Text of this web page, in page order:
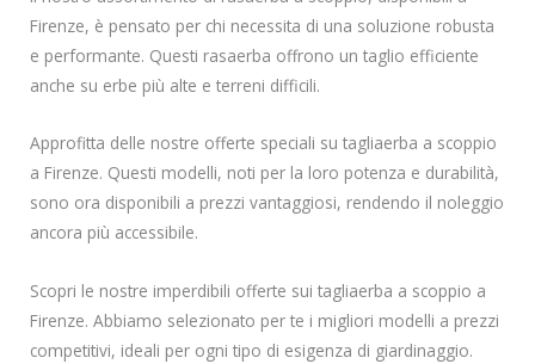
Firenze, è pensato per chi necessita di una soluzione robusta
e performante. Questi rasaerba offrono un taglio efficiente
anche su erbe più alte e terreni difficili.
Approfitta delle nostre offerte speciali su tagliaerba a scoppio
a Firenze. Questi modelli, noti per la loro potenza e durabilità,
sono ora disponibili a prezzi vantaggiosi, rendendo il noleggio
ancora più accessibile.
Scopri le nostre imperdibili offerte sui tagliaerba a scoppio a
Firenze. Abbiamo selezionato per te i migliori modelli a prezzi
competitivi, ideali per ogni tipo di esigenza di giardinaggio.